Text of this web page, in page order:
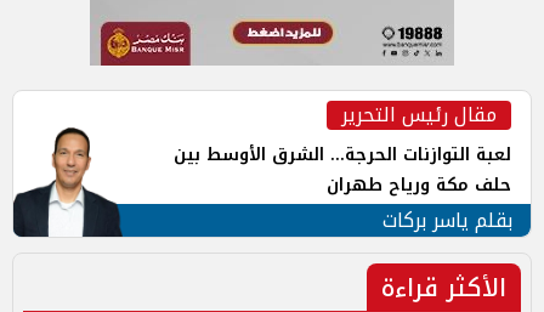
مقال رئيس التحرير
لعبة التوازنات الحرجة... الشرق الأوسط بين
حلف مكة ورياح طهران
بقلم ياسر بركات
الأكثر قراءة